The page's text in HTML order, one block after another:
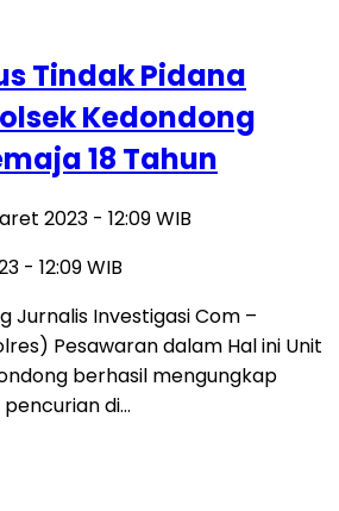
Tindak Pidana
Kedondong
18 Tahun
2023 - 12:09 WIB
- 12:09 WIB
Jurnalis Investigasi Com –
Pesawaran dalam Hal ini Unit
berhasil mengungkap
di…